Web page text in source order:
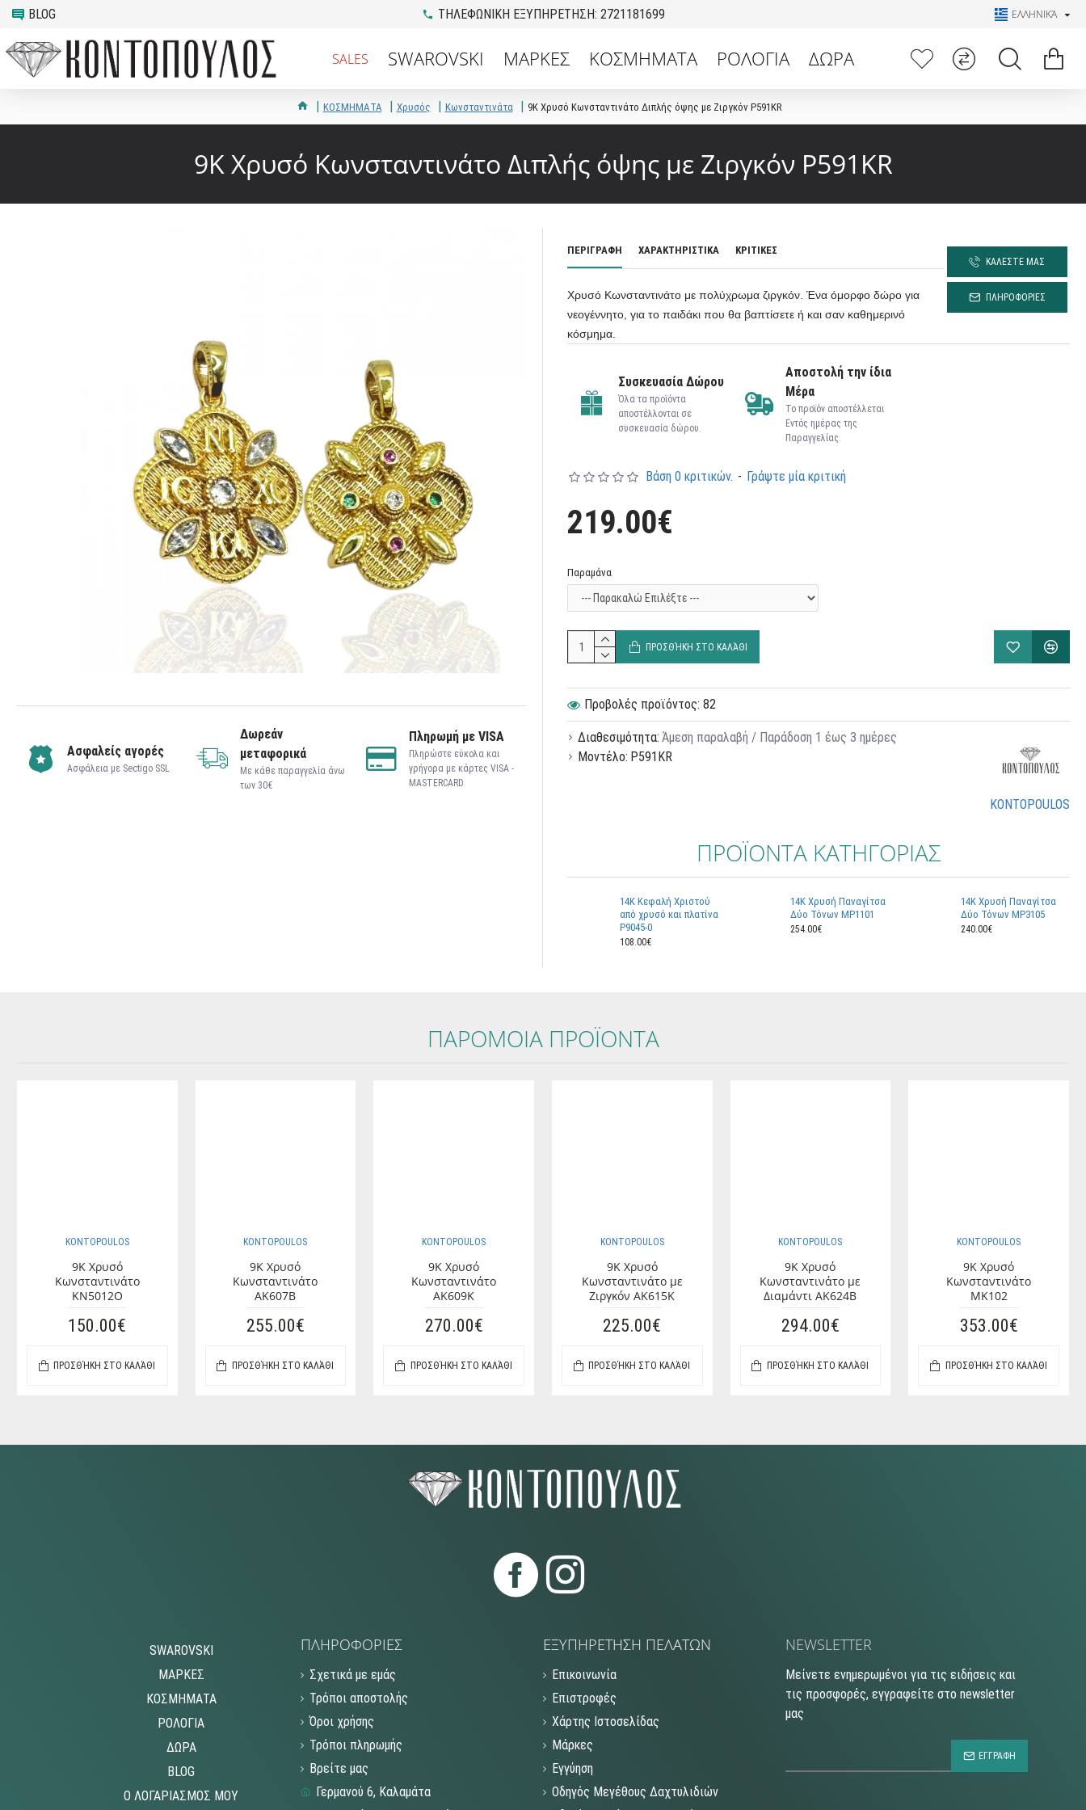
BLOG ΤΗΛΕΦΩΝΙΚΗ ΕΞΥΠΗΡΕΤΗΣΗ: 2721181699 ΕΛΛΗΝΙΚΆ
SALES SWAROVSKI ΜΑΡΚΕΣ ΚΟΣΜΗΜΑΤΑ ΡΟΛΟΓΙΑ ΔΩΡΑ
ΚΟΣΜΗΜΑΤΑ Χρυσός Κωνσταντινάτα 9K Χρυσό Κωνσταντινάτο Διπλής όψης με Ζιργκόν P591KR
9K Χρυσό Κωνσταντινάτο Διπλής όψης με Ζιργκόν P591KR
Ασφαλείς αγορές
Ασφάλεια με Sectigo SSL
Δωρεάν
μεταφορικά
Με κάθε παραγγελία άνω
των 30€
Πληρωμή με VISA
Πληρώστε εύκολα και
γρήγορα με κάρτες VISA -
MASTERCARD
Συσκευασία Δώρου
Όλα τα προϊόντα
αποστέλλονται σε
συσκευασία δώρου.
Αποστολή την ίδια
Μέρα
Το προϊόν αποστέλλεται
Εντός ημέρας της
Παραγγελίας.
ΠΕΡΙΓΡΑΦΗ ΧΑΡΑΚΤΗΡΙΣΤΙΚΑ ΚΡΙΤΙΚΕΣ
Χρυσό Κωνσταντινάτο με πολύχρωμα ζιργκόν. Ένα όμορφο δώρο για
νεογέννητο, για το παιδάκι που θα βαπτίσετε ή και σαν καθημερινό
κόσμημα.
ΚΑΛΕΣΤΕ ΜΑΣ
ΠΛΗΡΟΦΟΡΙΕΣ
Διαθεσιμότητα: Άμεση παραλαβή / Παράδoση 1 έως 3 ημέρες
Μοντέλο: P591KR
KONTOPOULOS
Προβολές προϊόντος: 82
Βάση 0 κριτικών. - Γράψτε μία κριτική
219.00€
Παραμάνα
ΠΡΟΣΘΉΚΗ ΣΤΟ ΚΑΛΆΘΙ
ΠΡΟΪΟΝΤΑ ΚΑΤΗΓΟΡΙΑΣ
14K Kεφαλή Χριστού
από χρυσό και πλατίνα
P9045-0
108.00€
14K Χρυσή Παναγίτσα
Δύο Τόνων MP1101
254.00€
14K Χρυσή Παναγίτσα
Δύο Τόνων MP3105
240.00€
ΠΑΡOΜΟΙΑ ΠΡΟΪOΝΤΑ
KONTOPOULOS
9K Χρυσό
Κωνσταντινάτο
KN5012O
150.00€
ΠΡΟΣΘΉΚΗ ΣΤΟ ΚΑΛΆΘΙ
KONTOPOULOS
9K Χρυσό
Κωνσταντινάτο
AK607B
255.00€
ΠΡΟΣΘΉΚΗ ΣΤΟ ΚΑΛΆΘΙ
KONTOPOULOS
9K Χρυσό
Κωνσταντινάτο
AK609K
270.00€
ΠΡΟΣΘΉΚΗ ΣΤΟ ΚΑΛΆΘΙ
KONTOPOULOS
9K Χρυσό
Κωνσταντινάτο με
Ζιργκόν AK615K
225.00€
ΠΡΟΣΘΉΚΗ ΣΤΟ ΚΑΛΆΘΙ
KONTOPOULOS
9K Χρυσό
Κωνσταντινάτο με
Διαμάντι AK624B
294.00€
ΠΡΟΣΘΉΚΗ ΣΤΟ ΚΑΛΆΘΙ
KONTOPOULOS
9K Χρυσό
Κωνσταντινάτο
MK102
353.00€
ΠΡΟΣΘΉΚΗ ΣΤΟ ΚΑΛΆΘΙ
SWAROVSKI
ΜΑΡΚΕΣ
ΚΟΣΜΗΜΑΤΑ
ΡΟΛΟΓΙΑ
ΔΩΡΑ
BLOG
O ΛΟΓΑΡΙΑΣΜΟΣ MOY
ΠΛΗΡΟΦΟΡΙΕΣ
Σχετικά με εμάς
Τρόποι αποστολής
Όροι χρήσης
Τρόποι πληρωμής
Βρείτε μας
Γερμανού 6, Καλαμάτα
ΕΞΥΠΗΡΕΤΗΣΗ ΠΕΛΑΤΩΝ
Επικοινωνία
Επιστροφές
Χάρτης Ιστοσελίδας
Μάρκες
Εγγύηση
Οδηγός Μεγέθους Δαχτυλιδιών
NEWSLETTER
Μείνετε ενημερωμένοι για τις ειδήσεις και
τις προσφορές, εγγραφείτε στο newsletter
μας
ΕΓΓΡΑΦΗ